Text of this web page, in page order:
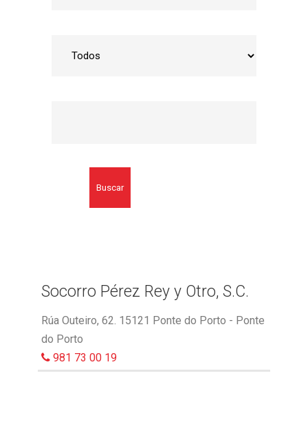
Buscar
Socorro Pérez Rey y Otro, S.C.
Rúa Outeiro, 62. 15121 Ponte do Porto - Ponte
do Porto
981 73 00 19